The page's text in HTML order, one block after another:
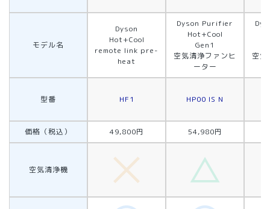
モデル名
Dyson
Hot+Cool
remote link pre-
heat
Dyson Purifier
Hot+Cool
Gen1
空気清浄ファンヒ
ーター
空気
型番 HF1 HP00 IS N
価格（税込） 49,800円 54,980円
空気清浄機